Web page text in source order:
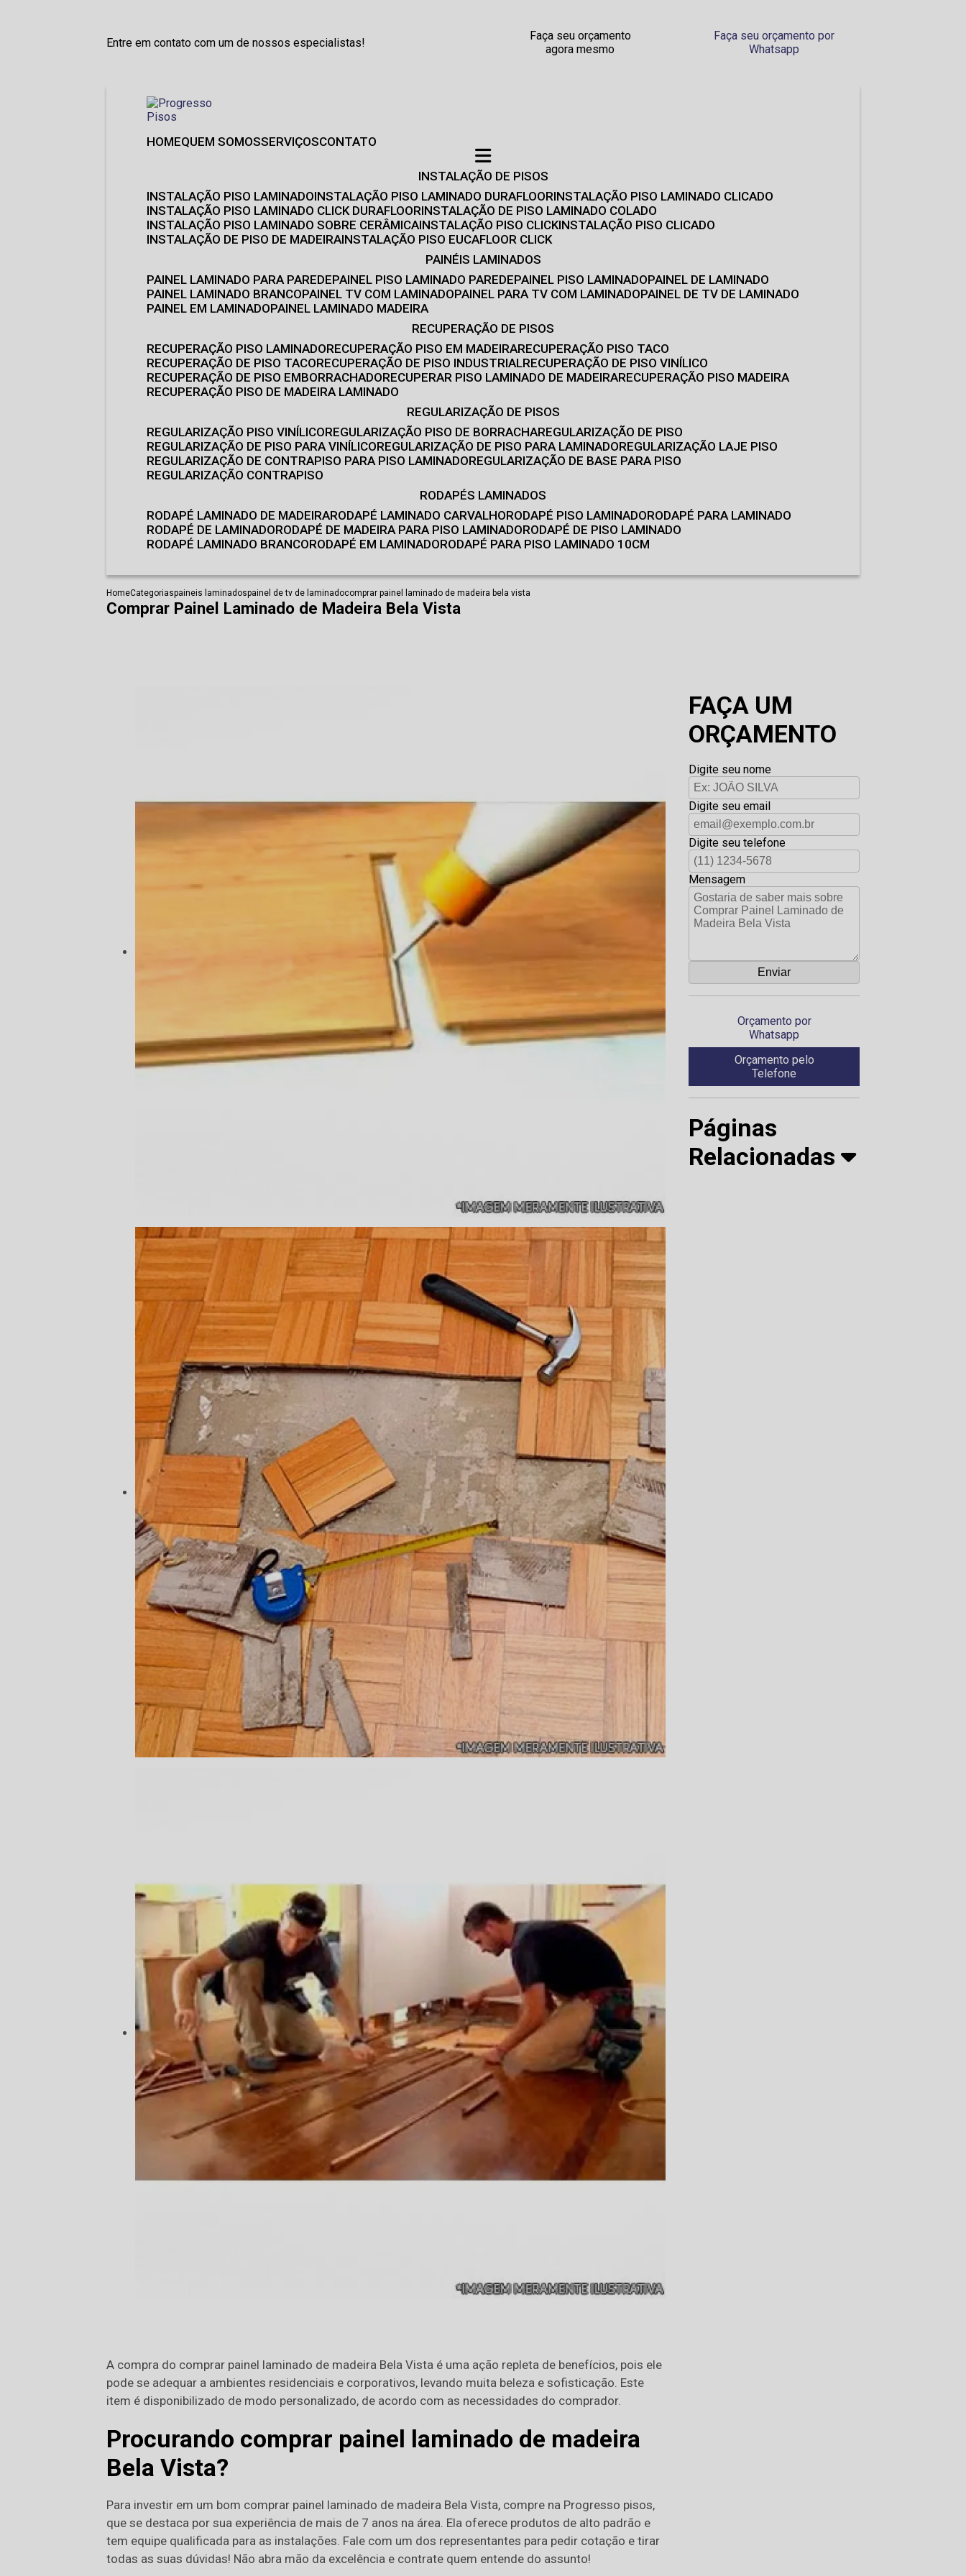
Entre em contato com um de nossos especialistas!
Faça seu orçamento
agora mesmo
Faça seu orçamento por
Whatsapp
HOME QUEM SOMOS SERVIÇOS CONTATO
INSTALAÇÃO DE PISOS
INSTALAÇÃO PISO LAMINADO INSTALAÇÃO PISO LAMINADO DURAFLOOR INSTALAÇÃO PISO LAMINADO CLICADO
INSTALAÇÃO PISO LAMINADO CLICK DURAFLOOR INSTALAÇÃO DE PISO LAMINADO COLADO
INSTALAÇÃO PISO LAMINADO SOBRE CERÂMICA INSTALAÇÃO PISO CLICK INSTALAÇÃO PISO CLICADO
INSTALAÇÃO DE PISO DE MADEIRA INSTALAÇÃO PISO EUCAFLOOR CLICK
PAINÉIS LAMINADOS
PAINEL LAMINADO PARA PAREDE PAINEL PISO LAMINADO PAREDE PAINEL PISO LAMINADO PAINEL DE LAMINADO
PAINEL LAMINADO BRANCO PAINEL TV COM LAMINADO PAINEL PARA TV COM LAMINADO PAINEL DE TV DE LAMINADO
PAINEL EM LAMINADO PAINEL LAMINADO MADEIRA
RECUPERAÇÃO DE PISOS
RECUPERAÇÃO PISO LAMINADO RECUPERAÇÃO PISO EM MADEIRA RECUPERAÇÃO PISO TACO
RECUPERAÇÃO DE PISO TACO RECUPERAÇÃO DE PISO INDUSTRIAL RECUPERAÇÃO DE PISO VINÍLICO
RECUPERAÇÃO DE PISO EMBORRACHADO RECUPERAR PISO LAMINADO DE MADEIRA RECUPERAÇÃO PISO MADEIRA
RECUPERAÇÃO PISO DE MADEIRA LAMINADO
REGULARIZAÇÃO DE PISOS
REGULARIZAÇÃO PISO VINÍLICO REGULARIZAÇÃO PISO DE BORRACHA REGULARIZAÇÃO DE PISO
REGULARIZAÇÃO DE PISO PARA VINÍLICO REGULARIZAÇÃO DE PISO PARA LAMINADO REGULARIZAÇÃO LAJE PISO
REGULARIZAÇÃO DE CONTRAPISO PARA PISO LAMINADO REGULARIZAÇÃO DE BASE PARA PISO
REGULARIZAÇÃO CONTRAPISO
RODAPÉS LAMINADOS
RODAPÉ LAMINADO DE MADEIRA RODAPÉ LAMINADO CARVALHO RODAPÉ PISO LAMINADO RODAPÉ PARA LAMINADO
RODAPÉ DE LAMINADO RODAPÉ DE MADEIRA PARA PISO LAMINADO RODAPÉ DE PISO LAMINADO
RODAPÉ LAMINADO BRANCO RODAPÉ EM LAMINADO RODAPÉ PARA PISO LAMINADO 10CM
HomeCategoriaspaineis laminadospainel de tv de laminadocomprar painel laminado de madeira bela vista
Comprar Painel Laminado de Madeira Bela Vista
A compra do comprar painel laminado de madeira Bela Vista é uma ação repleta de benefícios, pois ele
pode se adequar a ambientes residenciais e corporativos, levando muita beleza e sofisticação. Este
item é disponibilizado de modo personalizado, de acordo com as necessidades do comprador.
Procurando comprar painel laminado de madeira
Bela Vista?
Para investir em um bom comprar painel laminado de madeira Bela Vista, compre na Progresso pisos,
que se destaca por sua experiência de mais de 7 anos na área. Ela oferece produtos de alto padrão e
tem equipe qualificada para as instalações. Fale com um dos representantes para pedir cotação e tirar
todas as suas dúvidas! Não abra mão da excelência e contrate quem entende do assunto!
FAÇA UM
ORÇAMENTO
Digite seu nome
Digite seu email
Digite seu telefone
Mensagem
Orçamento por
Whatsapp
Orçamento pelo
Telefone
Páginas
Relacionadas